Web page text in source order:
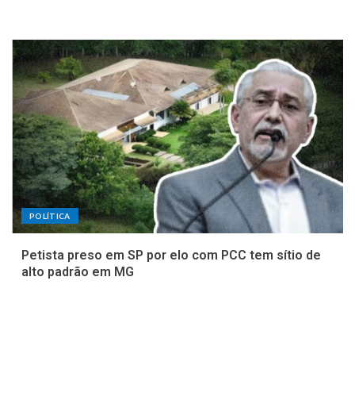
POLÍTICA
Petista preso em SP por elo com PCC tem sítio de
alto padrão em MG